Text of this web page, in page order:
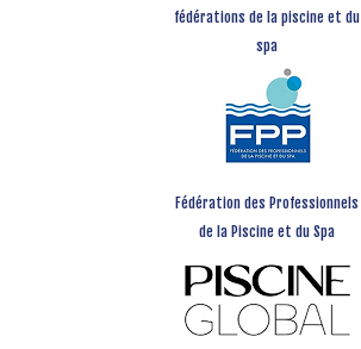
fédérations de la piscine et du
spa
Fédération des Professionnels
de la Piscine et du Spa